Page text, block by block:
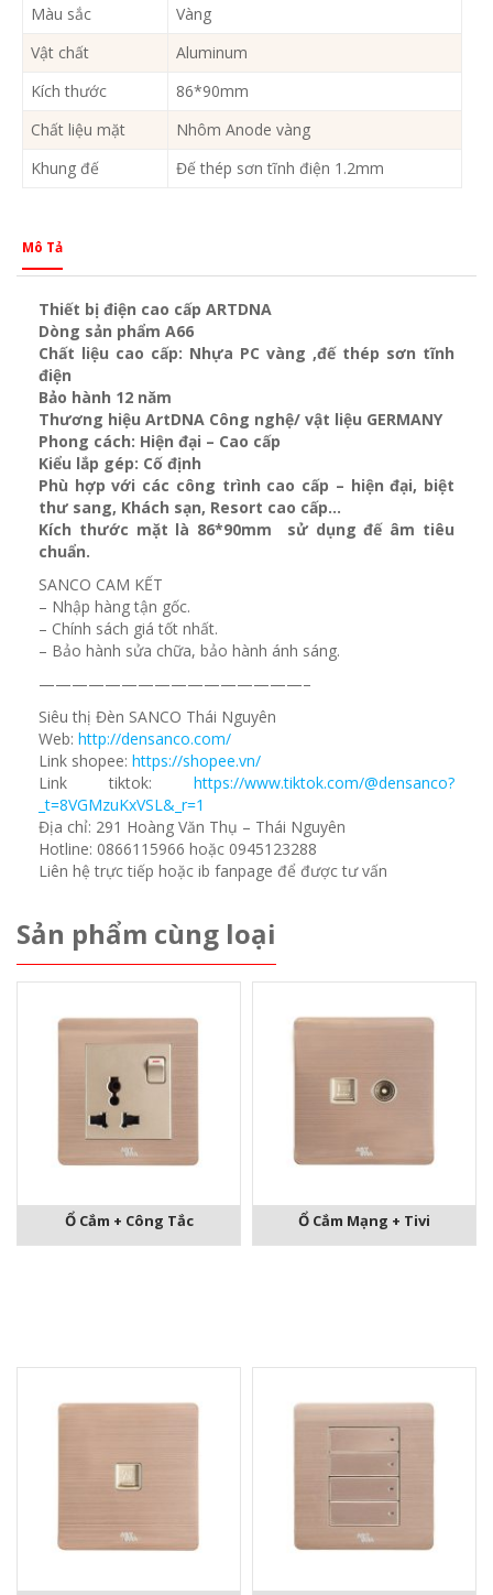
Màu sắc
Vàng
Vật chất
Aluminum
Kích thước
86*90mm
Chất liệu mặt
Nhôm Anode vàng
Khung đế
Đế thép sơn tĩnh điện 1.2mm
Mô Tả
Thiết bị điện cao cấp ARTDNA
Dòng sản phẩm A66
Chất liệu cao cấp: Nhựa PC vàng ,đế thép sơn tĩnh
điện
Bảo hành 12 năm
Thương hiệu ArtDNA Công nghệ/ vật liệu GERMANY
Phong cách: Hiện đại – Cao cấp
Kiểu lắp gép: Cố định
Phù hợp với các công trình cao cấp – hiện đại, biệt
thư sang, Khách sạn, Resort cao cấp…
Kích thước mặt là 86*90mm sử dụng đế âm tiêu
chuẩn.
SANCO CAM KẾT
– Nhập hàng tận gốc.
– Chính sách giá tốt nhất.
– Bảo hành sửa chữa, bảo hành ánh sáng.
————————————————–
Siêu thị Đèn SANCO Thái Nguyên
Web: http://densanco.com/
Link shopee: https://shopee.vn/
Link tiktok: https://www.tiktok.com/@densanco?
_t=8VGMzuKxVSL&_r=1
Địa chỉ: 291 Hoàng Văn Thụ – Thái Nguyên
Hotline: 0866115966 hoặc 0945123288
Liên hệ trực tiếp hoặc ib fanpage để được tư vấn
Sản phẩm cùng loại
Ổ Cắm + Công Tắc Ổ Cắm Mạng + Tivi